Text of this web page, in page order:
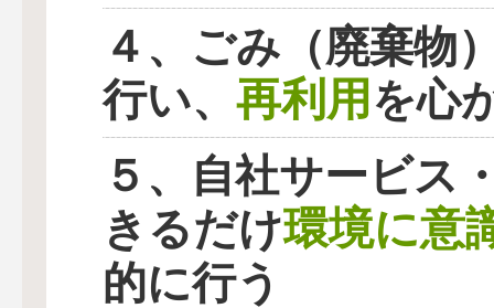
４、ごみ（廃棄物
行い、 再利用 を心
５、自社サービス
きるだけ環境に意
的に行う